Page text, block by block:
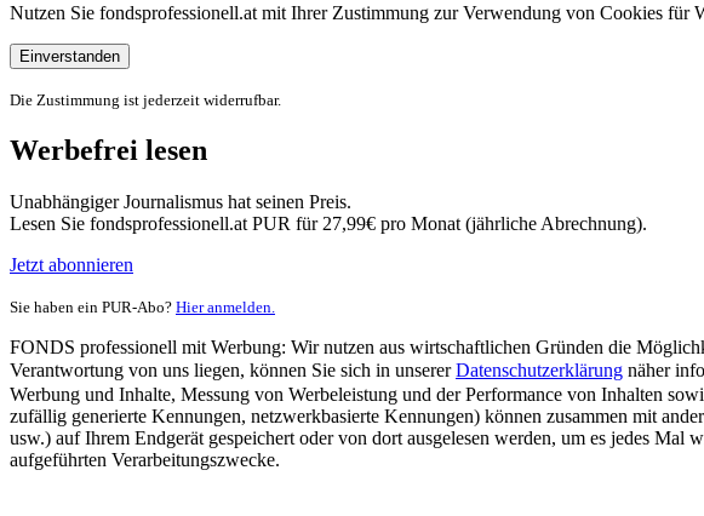
Nutzen Sie fondsprofessionell.at mit Ihrer Zustimmung zur Verwendung von Cookies für
Einverstanden
Die Zustimmung ist jederzeit widerrufbar.
Werbefrei lesen
Unabhängiger Journalismus hat seinen Preis.
Lesen Sie fondsprofessionell.at PUR für 27,99€ pro Monat (jährliche Abrechnung).
Jetzt abonnieren
Sie haben ein PUR-Abo? Hier anmelden.
FONDS professionell mit Werbung: Wir nutzen aus wirtschaftlichen Gründen die
Verantwortung von uns liegen, können Sie sich in unsererDatenschutzerklärung näher
Werbung und Inhalte, Messung von Werbeleistung und der Performance von Inhalten
zufällig generierte Kennungen, netzwerkbasierte Kennungen) können zusammen mit
usw.) auf Ihrem Endgerät gespeichert oder von dort ausgelesen werden, um es jedes
aufgeführten Verarbeitungszwecke.